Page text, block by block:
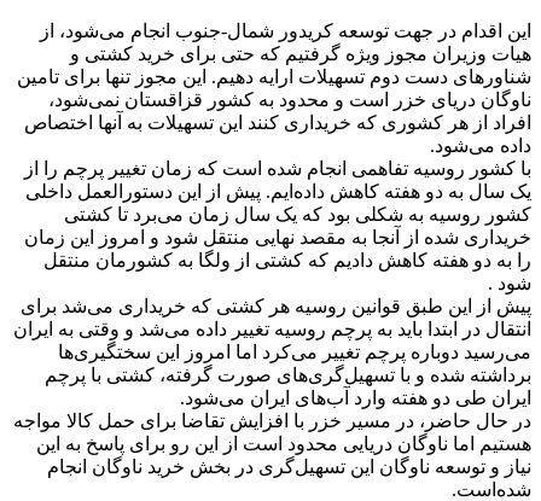
این اقدام در جهت توسعه کریدور شمال-جنوب انجام می‌شود، از
هیات وزیران مجوز ویژه گرفتیم که حتی برای خرید کشتی و
شناورهای دست دوم تسهیلات ارایه دهیم. این مجوز تنها برای تامین
ناوگان دریای خزر است و محدود به کشور قزاقستان نمی‌شود،
افراد از هر کشوری که خریداری کنند این تسهیلات به آنها اختصاص
داده می‌‌شود.
با کشور روسیه تفاهمی انجام شده‌ است که زمان تغییر پرچم را از
یک سال به دو هفته کاهش داده‌ایم. پیش از این دستورالعمل داخلی
کشور روسیه به شکلی بود که یک سال زمان می‌برد تا کشتی
خریداری شده از آنجا به مقصد نهایی منتقل شود و امروز این زمان
را به دو هفته کاهش دادیم که کشتی از ولگا به کشورمان منتقل
شود .
پیش از این طبق قوانین روسیه هر کشتی که خریداری می‌شد برای
انتقال در ابتدا باید به پرچم روسیه تغییر داده می‌شد و وقتی به ایران
می‌رسید دوباره پرچم تغییر می‌کرد اما امروز این سختگیری‌ها
برداشته شده و با تسهیل‌گری‌های صورت‌ گرفته، کشتی با پرچم
ایران طی دو هفته وارد آب‌های ایران می‌شود.
در حال حاضر، در مسیر خزر با افزایش تقاضا برای حمل کالا مواجه
هستیم اما ناوگان دریایی محدود است از این رو برای پاسخ به این
نیاز و توسعه ناوگان این تسهیل‌گری در بخش خرید ناوگان انجام
شده‌است.